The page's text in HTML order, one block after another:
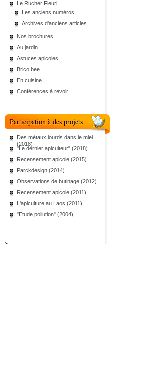
Le Rucher Fleuri
Les anciens numéros
Archives d'anciens articles
Nos brochures
Au jardin
Astuces apicoles
Brico bee
En cuisine
Conférences à revoir
Participation à des projets
Des métaux lourds dans le miel
(2018)
"Le dernier apiculteur" (2018)
Recensement apicole (2015)
Parckdesign (2014)
Observations de butinage (2012)
Recensement apicole (2011)
L'apiculture au Laos (2011)
"Etude pollution" (2004)